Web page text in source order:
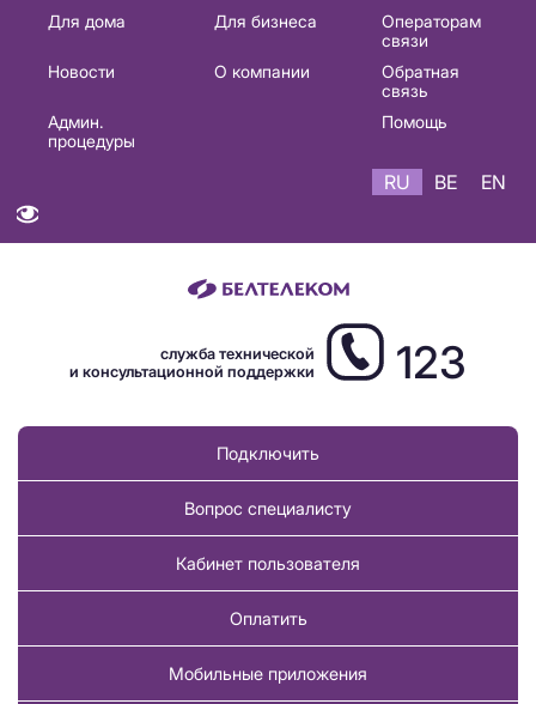
Основная
навигация
Для дома Для бизнеса
Операторам
связи
Новости
О компании
Обратная
связь
Админ.
процедуры
Помощь
RU BE EN
служба технической
и консультационной поддержки
123
Подключить
Вопрос специалисту
Кабинет пользователя
Оплатить
Мобильные приложения